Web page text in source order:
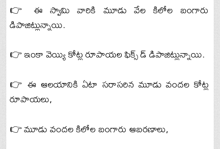
👉 ఈ స్వామి వారికి మూడు వేల కిలోల బంగారు
డిపాజిట్లున్నాయి.
👉 ఇంకా వెయ్యి కోట్ల రూపాయల ఫిక్స్ డ్ డిపాజిట్లున్నాయి.
👉 ఈ ఆలయానికి ఏటా సరాసరిన మూడు వందల కోట్ల
రూపాయలు,
👉 మూడు వందల కిలోల బంగారు ఆబరణాలు,